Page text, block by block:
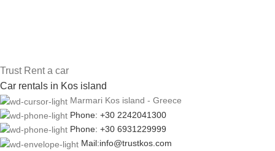
Trust Rent a car
Car rentals in Kos island
Marmari Kos island - Greece
Phone: +30 2242041300
Phone: +30 6931229999
Mail:info@trustkos.com